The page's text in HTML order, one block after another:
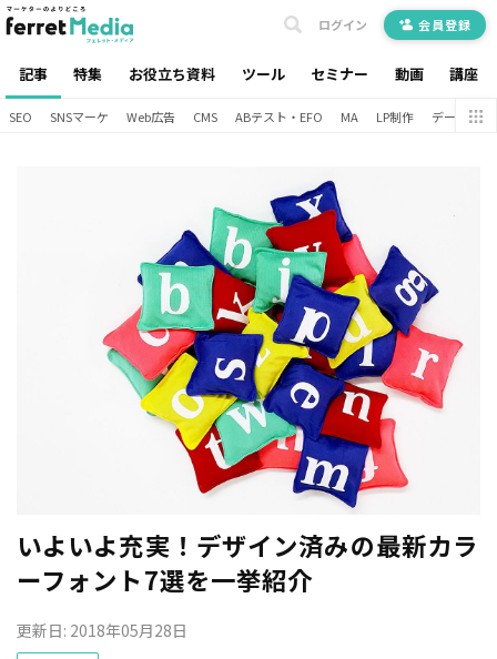
記事 特集 お役立ち資料 ツール セミナー 動画 講座
ログイン 会員登録
SEO SNSマーケ Web広告 CMS ABテスト・EFO MA LP制作 データ分析
いよいよ充実！デザイン済みの最新カラ
ーフォント7選を一挙紹介
更新日: 2018年05月28日